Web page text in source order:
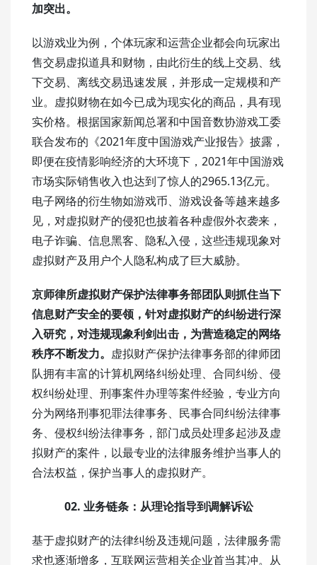
加突出。
以游戏业为例，个体玩家和运营企业都会向玩家出
售交易虚拟道具和财物，由此衍生的线上交易、线
下交易、离线交易迅速发展，并形成一定规模和产
业。虚拟财物在如今已成为现实化的商品，具有现
实价格。根据国家新闻总署和中国音数协游戏工委
联合发布的《2021年度中国游戏产业报告》披露，
即便在疫情影响经济的大环境下，2021年中国游戏
市场实际销售收入也达到了惊人的2965.13亿元。
电子网络的衍生物如游戏币、游戏设备等越来越多
见，对虚拟财产的侵犯也披着各种虚假外衣袭来，
电子诈骗、信息黑客、隐私入侵，这些违规现象对
虚拟财产及用户个人隐私构成了巨大威胁。
京师律所虚拟财产保护法律事务部团队则抓住当下
信息财产安全的要领，针对虚拟财产的纠纷进行深
入研究，对违规现象利剑出击，为营造稳定的网络
秩序不断发力。 虚拟财产保护法律事务部的律师团
队拥有丰富的计算机网络纠纷处理、合同纠纷、侵
权纠纷处理、刑事案件办理等案件经验，专业方向
分为网络刑事犯罪法律事务、民事合同纠纷法律事
务、侵权纠纷法律事务，部门成员处理多起涉及虚
拟财产的案件，以最专业的法律服务维护当事人的
合法权益，保护当事人的虚拟财产。
02. 业务链条：从理论指导到调解诉讼
基于虚拟财产的法律纠纷及违规问题，法律服务需
求也逐渐增多，互联网运营相关企业首当其冲。从